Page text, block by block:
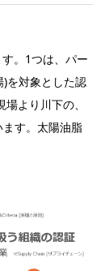
。1つは、パー
を対象とした認
より川下の、
す。太陽油脂